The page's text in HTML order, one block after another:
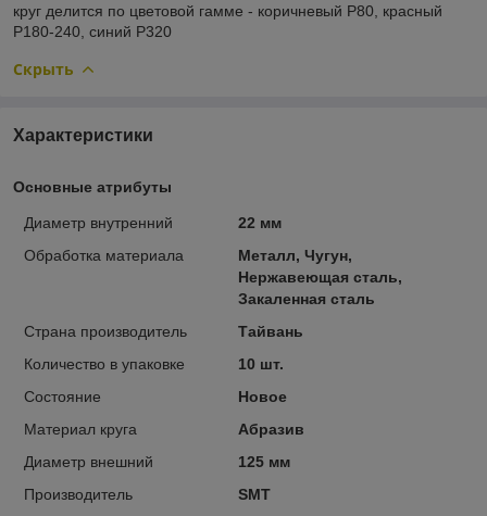
круг делится по цветовой гамме - коричневый Р80, красный
Р180-240, синий Р320
Скрыть
Характеристики
Основные атрибуты
Диаметр внутренний
22 мм
Обработка материала
Металл, Чугун,
Нержавеющая сталь,
Закаленная сталь
Страна производитель
Тайвань
Количество в упаковке
10 шт.
Состояние
Новое
Материал круга
Абразив
Диаметр внешний
125 мм
Производитель
SMT